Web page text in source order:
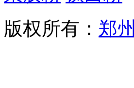
版权所有： 郑